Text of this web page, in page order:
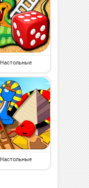
Настольные
Настольные